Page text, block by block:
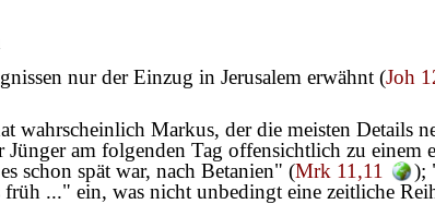
nur der Einzug in Jerusalem erwähnt (Joh
wahrscheinlich Markus, der die meisten Details
Jünger am folgenden Tag offensichtlich zu
schon spät war, nach Betanien" (Mrk 11,11 );
..." ein, was nicht unbedingt eine zeitliche